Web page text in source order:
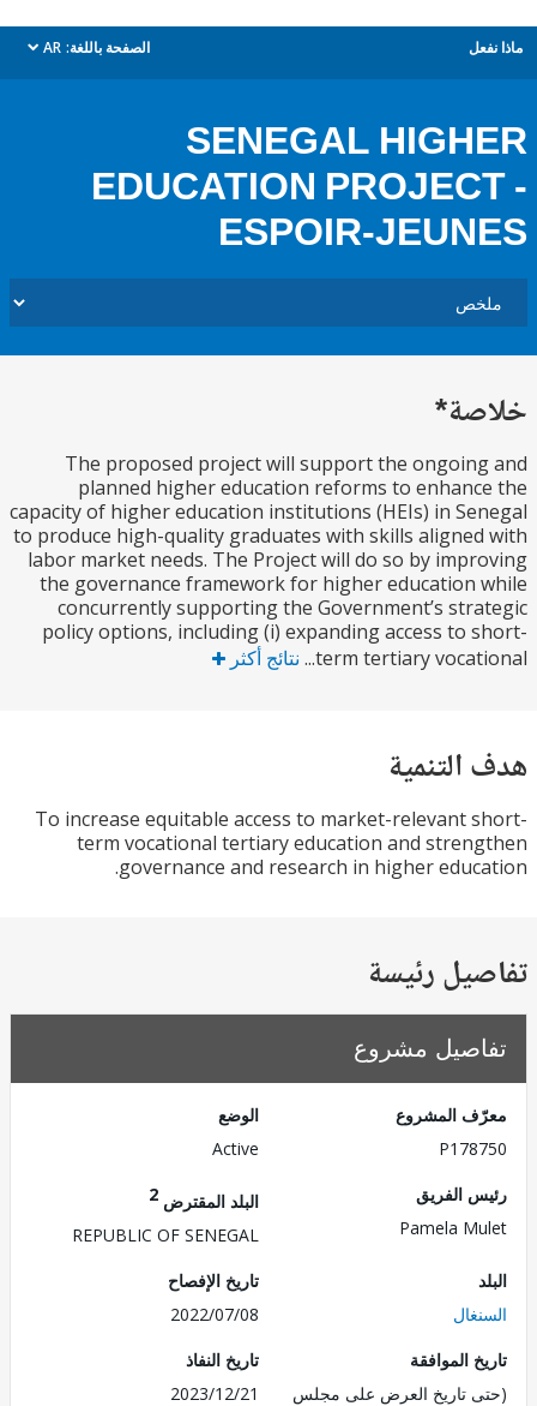
الصفحة باللغة: AR
dropdown
SENEGAL
EDUCATION
ESPOIR-
The proposed project will support the
planned higher education reforms to
capacity of higher education institutions (HEIs) in
to produce high-quality graduates with skills
labor market needs. The Project will do so by
the governance framework for higher
concurrently supporting the Government’s
policy options, including (i) expanding access to
term tertiary
نتائج أكثر
To increase equitable access to market-relevant
term vocational tertiary education and
governance and research in higher
رئيسة
مشروع
المشروع
الفريق
Pamela
البلد المقترض
REPUBLIC OF SENEGAL
تاريخ الإفصاح
2022/07/08
الموافقة
تاريخ العرض على مجلس
تاريخ النفاذ
2023/12/21